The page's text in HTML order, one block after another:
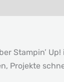
Stampin’
Projekte